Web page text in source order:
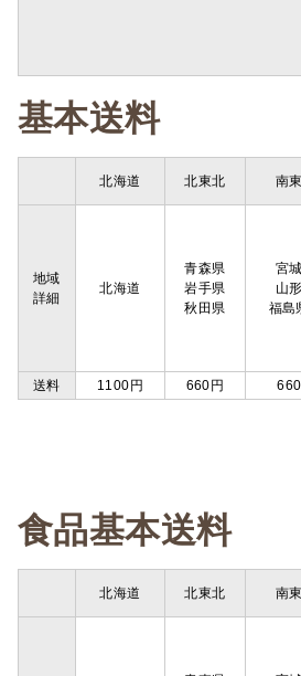
基本送料
北海道 北東北 南
地域
詳細
北海道
青森県
岩手県
秋田県
宮
山
福
送料
1100円 660円
食品基本
北海道 北東北 南